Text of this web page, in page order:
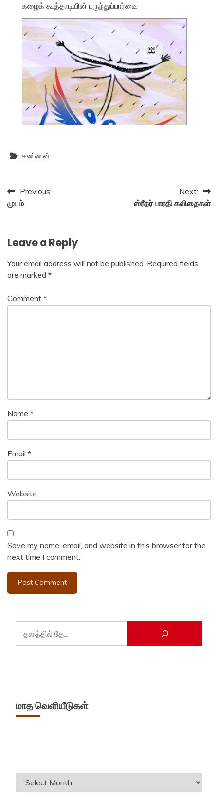
கழைக் கூத்தாடியின் பருந்துப்பார்வை
கண்ணன்
Post
navigation
Previous:
முடம்
Next:
ஸ்ரீதர் பாரதி கவிதைகள்
Leave a Reply
Your email address will not be published. Required fields
are marked *
Comment *
Name *
Email *
Website
Save my name, email, and website in this browser for the
next time I comment.
மாத வெளியீடுகள்
Archives